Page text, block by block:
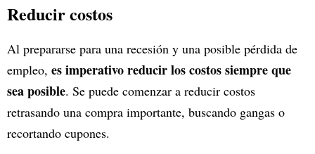
Reducir costos
Al prepararse para una recesión y una posible pérdida de
empleo, es imperativo reducir los costos siempre que
sea posible. Se puede comenzar a reducir costos
retrasando una compra importante, buscando gangas o
recortando cupones.